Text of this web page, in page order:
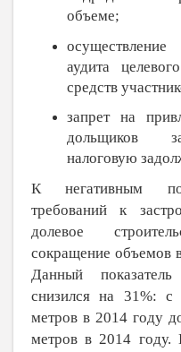
объеме;
осуществление
аудита
средств
запрет на
дольщиков
налоговую
К негативным
требований к
долевое
сокращение объемов
Данный
снизился на 31%: с
метров в 2014 году
метров в 2014 году.